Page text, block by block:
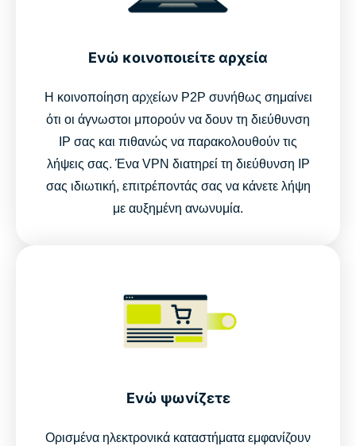
Ενώ κοινοποιείτε αρχεία
Η κοινοποίηση αρχείων P2P συνήθως σημαίνει
ότι οι άγνωστοι μπορούν να δουν τη διεύθυνση
IP σας και πιθανώς να παρακολουθούν τις
λήψεις σας. Ένα VPN διατηρεί τη διεύθυνση IP
σας ιδιωτική, επιτρέποντάς σας να κάνετε λήψη
με αυξημένη ανωνυμία.
Ενώ ψωνίζετε
Ορισμένα ηλεκτρονικά καταστήματα εμφανίζουν